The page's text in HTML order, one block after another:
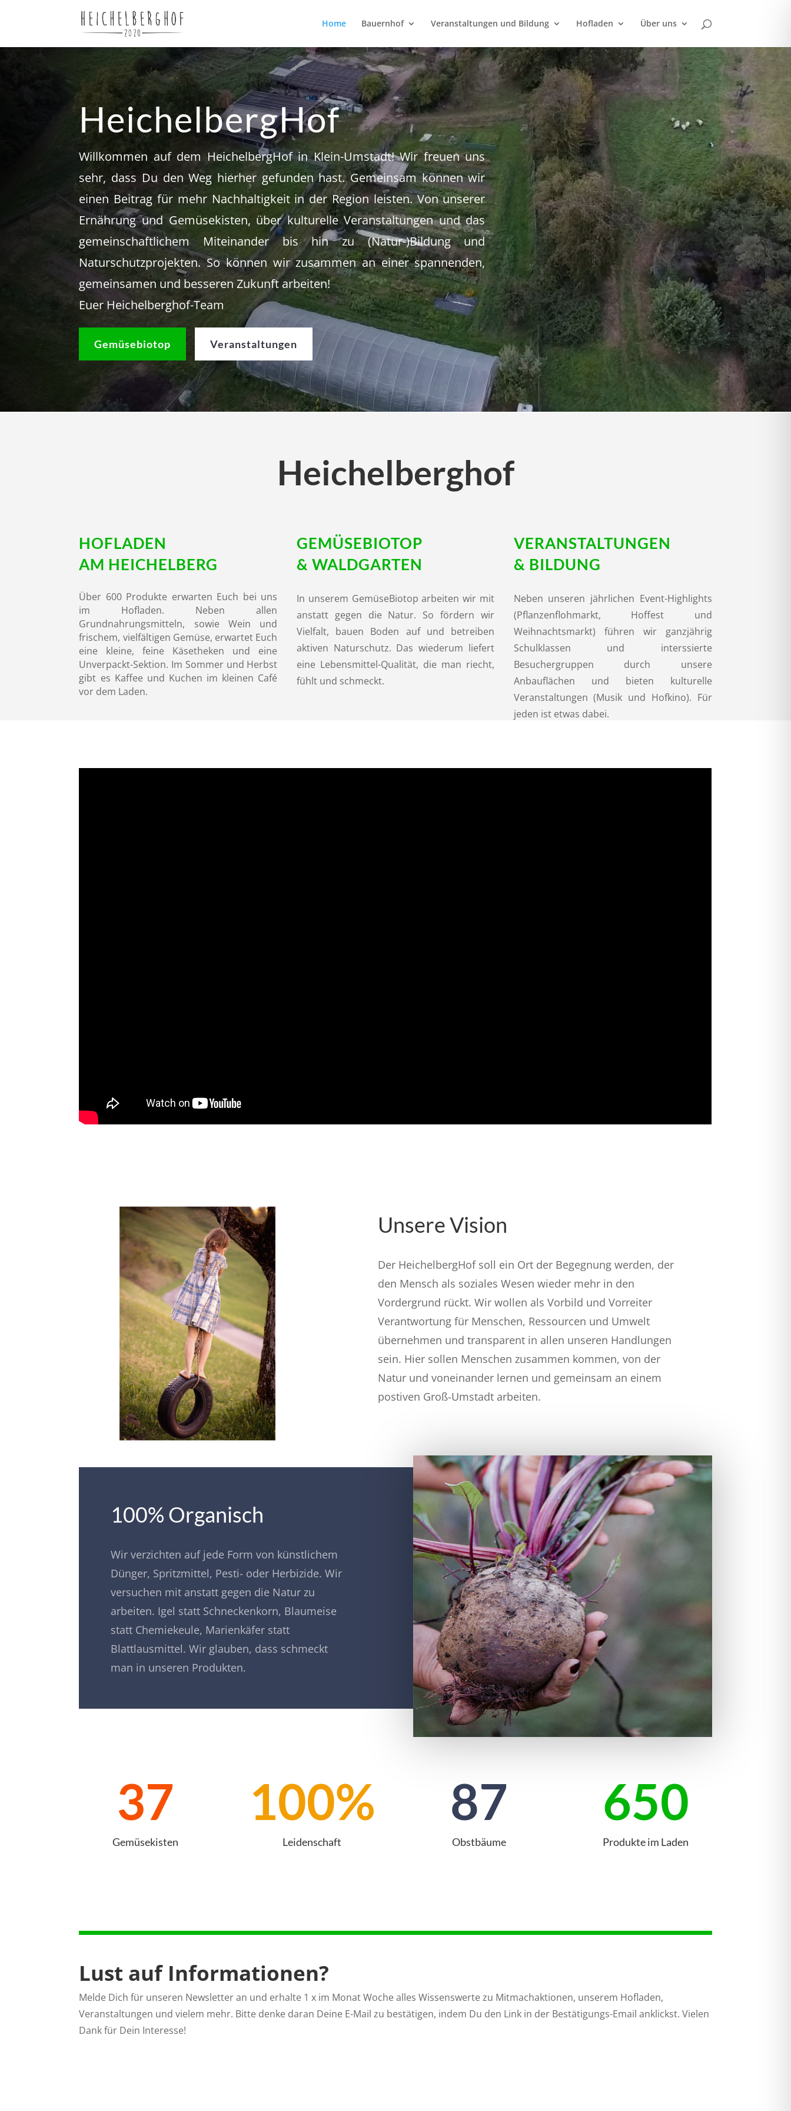
Home Bauernhof Veranstaltungen und Bildung Hofladen Über uns
HeichelbergHof
Willkommen auf dem HeichelbergHof in Klein-Umstadt! Wir freuen uns
sehr, dass Du den Weg hierher gefunden hast. Gemeinsam können wir
einen Beitrag für mehr Nachhaltigkeit in der Region leisten. Von unserer
Ernährung und Gemüsekisten, über kulturelle Veranstaltungen und das
gemeinschaftlichem Miteinander bis hin zu (Natur-)Bildung und
Naturschutzprojekten. So können wir zusammen an einer spannenden,
gemeinsamen und besseren Zukunft arbeiten!
Euer Heichelberghof-Team
Gemüsebiotop Veranstaltungen
Heichelberghof
HOFLADEN
AM HEICHELBERG
Über 600 Produkte erwarten Euch bei uns
im Hofladen. Neben allen
Grundnahrungsmitteln, sowie Wein und
frischem, vielfältigen Gemüse, erwartet Euch
eine kleine, feine Käsetheken und eine
Unverpackt-Sektion. Im Sommer und Herbst
gibt es Kaffee und Kuchen im kleinen Café
vor dem Laden.
GEMÜSEBIOTOP
& WALDGARTEN
In unserem GemüseBiotop arbeiten wir mit
anstatt gegen die Natur. So fördern wir
Vielfalt, bauen Boden auf und betreiben
aktiven Naturschutz. Das wiederum liefert
eine Lebensmittel-Qualität, die man riecht,
fühlt und schmeckt.
VERANSTALTUNGEN
& BILDUNG
Neben unseren jährlichen Event-Highlights
(Pflanzenflohmarkt, Hoffest und
Weihnachtsmarkt) führen wir ganzjährig
Schulklassen und interssierte
Besuchergruppen durch unsere
Anbauflächen und bieten kulturelle
Veranstaltungen (Musik und Hofkino). Für
jeden ist etwas dabei.
Unsere Vision
Der HeichelbergHof soll ein Ort der Begegnung werden, der
den Mensch als soziales Wesen wieder mehr in den
Vordergrund rückt. Wir wollen als Vorbild und Vorreiter
Verantwortung für Menschen, Ressourcen und Umwelt
übernehmen und transparent in allen unseren Handlungen
sein. Hier sollen Menschen zusammen kommen, von der
Natur und voneinander lernen und gemeinsam an einem
postiven Groß-Umstadt arbeiten.
100% Organisch
Wir verzichten auf jede Form von künstlichem
Dünger, Spritzmittel, Pesti- oder Herbizide. Wir
versuchen mit anstatt gegen die Natur zu
arbeiten. Igel statt Schneckenkorn, Blaumeise
statt Chemiekeule, Marienkäfer statt
Blattlausmittel.Wir glauben, dass schmeckt
man in unseren Produkten.
37
Gemüsekisten
100%
Leidenschaft
87
Obstbäume
650
Produkte im Laden
Lust auf Informationen?
Melde Dich für unseren Newsletter an und erhalte 1 x im Monat Woche alles Wissenswerte zu Mitmachaktionen, unserem Hofladen,
Veranstaltungen und vielem mehr. Bitte denke daran Deine E-Mail zu bestätigen, indem Du den Link in der Bestätigungs-Email anklickst. Vielen
Dank für Dein Interesse!